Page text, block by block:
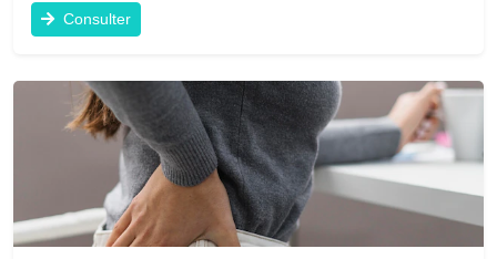
Consulter